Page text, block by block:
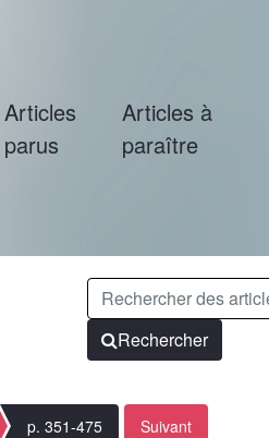
Articles
parus
Articles à
paraître
Rechercher
p. 351-475 Suivant